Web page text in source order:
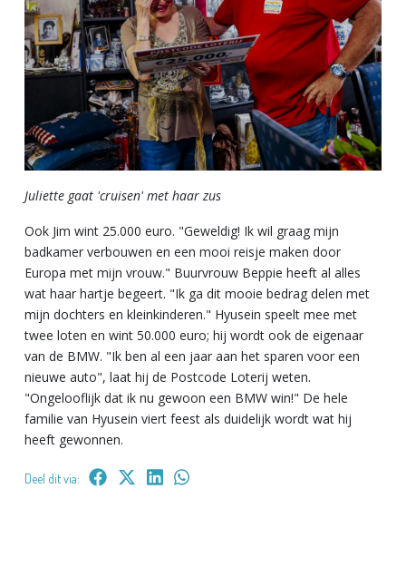
Juliette gaat 'cruisen' met haar zus
Ook Jim wint 25.000 euro. "Geweldig! Ik wil graag mijn
badkamer verbouwen en een mooi reisje maken door
Europa met mijn vrouw." Buurvrouw Beppie heeft al alles
wat haar hartje begeert. "Ik ga dit mooie bedrag delen met
mijn dochters en kleinkinderen." Hyusein speelt mee met
twee loten en wint 50.000 euro; hij wordt ook de eigenaar
van de BMW. "Ik ben al een jaar aan het sparen voor een
nieuwe auto", laat hij de Postcode Loterij weten.
"Ongelooflijk dat ik nu gewoon een BMW win!" De hele
familie van Hyusein viert feest als duidelijk wordt wat hij
heeft gewonnen.
Deel dit via: